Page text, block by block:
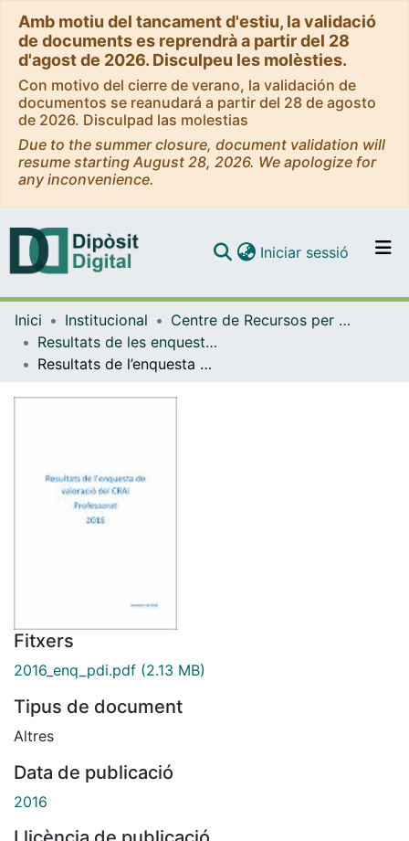
Amb motiu del tancament d'estiu, la validació
de documents es reprendrà a partir del 28
d'agost de 2026. Disculpeu les molèsties.
Con motivo del cierre de verano, la validación de
documentos se reanudará a partir del 28 de agosto
de 2026. Disculpad las molestias
Due to the summer closure, document validation will
resume starting August 28, 2026. We apologize for
any inconvenience.
Navega per tot el DD
Iniciar sessió (current)
Inici Institucional
Centre de Recursos per a l'Aprenentatge i la Investigació (CRAI-UB) - Institucional
Resultats de les enquestes de valoració (CRAI-UB)
Resultats de l’enquesta de valoració del CRAI: professorat (2016)
Fitxers
2016_enq_pdi.pdf (2.13 MB)
Tipus de document
Altres
Data de publicació
2016